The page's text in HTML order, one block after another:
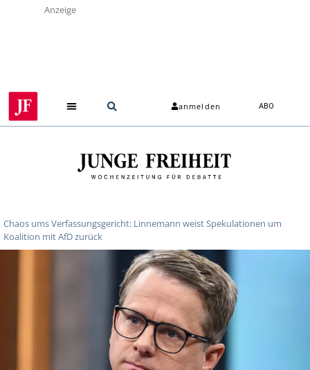
Anzeige
anmelden ABO
Chaos ums Verfassungsgericht: Linnemann weist Spekulationen um
Koalition mit AfD zurück